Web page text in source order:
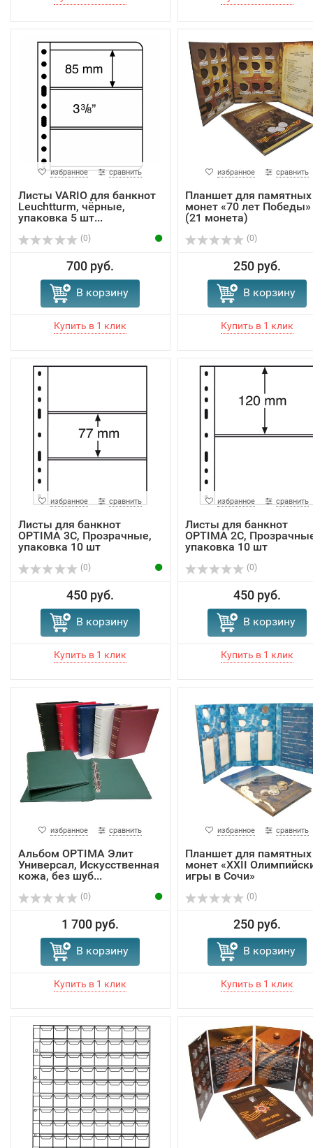
избранное сравнить
Листы VARIO для банкнот
Leuchtturm, чёрные,
упаковка 5 шт...
(0)
700 руб.
В корзину
избранное сравнить
Планшет для памятных
монет «70 лет Победы»
(21 монета)
(0)
250 руб.
В корзину
избранное сравнить
Листы для банкнот
OPTIMA 3C, Прозрачные,
упаковка 10 шт
(0)
450 руб.
В корзину
избранное сравнить
Листы для банкнот
OPTIMA 2C,
упаковка 10 шт
(0)
450 руб.
В корзину
избранное сравнить
Альбом OPTIMA Элит
Универсал, Искусственная
кожа, без шуб...
(0)
1 700 руб.
В корзину
избранное сравнить
Планшет для памятных
монет «XXII
игры в Сочи»
(0)
250 руб.
В корзину